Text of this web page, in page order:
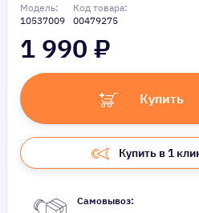
Модель:
10537009
Код товара:
00479275
1 990 ₽
Купить
Купить в 1
Самовывоз: